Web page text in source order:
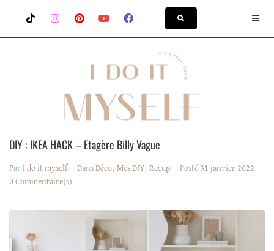
DIY : IKEA HACK – Etagère Billy Vague
Par I do it myself Dans Déco, Mes DIY, Recup Posté 31 janvier 2022
0 Commentaire(s)